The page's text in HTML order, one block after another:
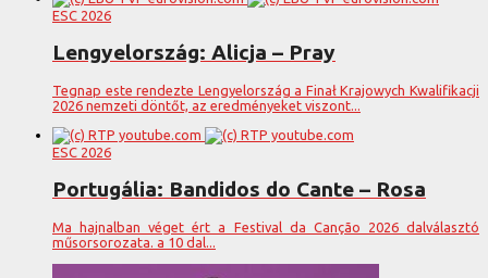
ESC 2026
Lengyelország: Alicja – Pray
Tegnap este rendezte Lengyelország a Finał Krajowych Kwalifikacji
2026 nemzeti döntőt, az eredményeket viszont...
ESC 2026
Portugália: Bandidos do Cante – Rosa
Ma hajnalban véget ért a Festival da Canção 2026 dalválasztó
műsorsorozata. a 10 dal...